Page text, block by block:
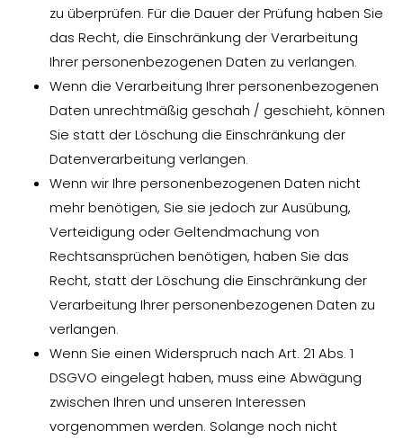
zu überprüfen. Für die Dauer der Prüfung haben Sie
das Recht, die Einschränkung der Verarbeitung
Ihrer personenbezogenen Daten zu verlangen.
Wenn die Verarbeitung Ihrer personenbezogenen
Daten unrechtmäßig geschah / geschieht, können
Sie statt der Löschung die Einschränkung der
Datenverarbeitung verlangen.
Wenn wir Ihre personenbezogenen Daten nicht
mehr benötigen, Sie sie jedoch zur Ausübung,
Verteidigung oder Geltendmachung von
Rechtsansprüchen benötigen, haben Sie das
Recht, statt der Löschung die Einschränkung der
Verarbeitung Ihrer personenbezogenen Daten zu
verlangen.
Wenn Sie einen Widerspruch nach Art. 21 Abs. 1
DSGVO eingelegt haben, muss eine Abwägung
zwischen Ihren und unseren Interessen
vorgenommen werden. Solange noch nicht